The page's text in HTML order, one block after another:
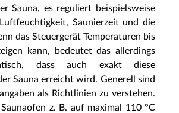
Sauna, es reguliert beispielsweise
Saunierzeit und die
das Steuergerät Temperaturen bis
kann, bedeutet das allerdings
dass auch exakt diese
Sauna erreicht wird. Generell sind
als Richtlinien zu verstehen.
z. B. auf maximal 110 °C